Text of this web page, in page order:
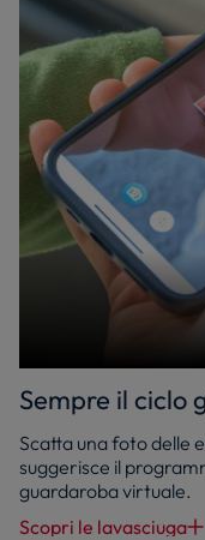
Sempre il ciclo
Scatta una foto delle
suggerisce il
guardaroba virtuale.
Scopri le lavasciuga